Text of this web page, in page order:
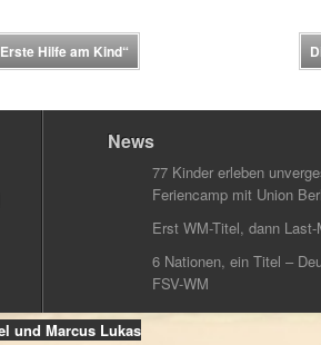
Hilfe am Kind“
News
77 Kinder erleben
Feriencamp mit Union
Erst WM-Titel, dann
6 Nationen, ein Titel –
FSV-WM
und Marcus Lukas